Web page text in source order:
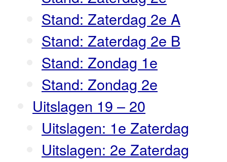
Stand: Zaterdag 2e A
Stand: Zaterdag 2e B
Stand: Zondag 1e
Stand: Zondag 2e
Uitslagen 19 – 20
Uitslagen: 1e Zaterdag
Uitslagen: 2e Zaterdag